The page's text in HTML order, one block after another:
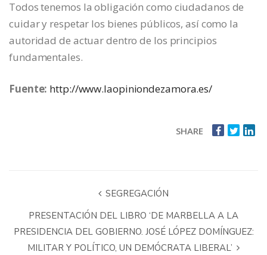
Todos tenemos la obligación como ciudadanos de
cuidar y respetar los bienes públicos, así como la
autoridad de actuar dentro de los principios
fundamentales.
Fuente: http://www.laopiniondezamora.es/
SHARE
SEGREGACIÓN
PRESENTACIÓN DEL LIBRO ‘DE MARBELLA A LA
PRESIDENCIA DEL GOBIERNO. JOSÉ LÓPEZ DOMÍNGUEZ:
MILITAR Y POLÍTICO, UN DEMÓCRATA LIBERAL’